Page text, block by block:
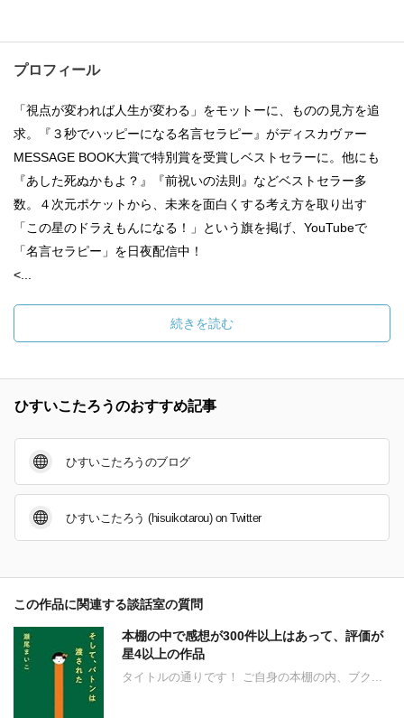
プロフィール
「視点が変われば人生が変わる」をモットーに、ものの見方を追
求。『３秒でハッピーになる名言セラピー』がディスカヴァー
MESSAGE BOOK大賞で特別賞を受賞しベストセラーに。他にも
『あした死ぬかもよ？』『前祝いの法則』などベストセラー多
数。４次元ポケットから、未来を面白くする考え方を取り出す
「この星のドラえもんになる！」という旗を掲げ、YouTubeで
「名言セラピー」を日夜配信中！
<...
続きを読む
ひすいこたろうのおすすめ記事
ひすいこたろうのブログ
ひすいこたろう (hisuikotarou) on Twitter
この作品に関連する談話室の質問
本棚の中で感想が300件以上はあって、評価が
星4以上の作品
タイトルの通りです！ ご自身の本棚の内、ブク...